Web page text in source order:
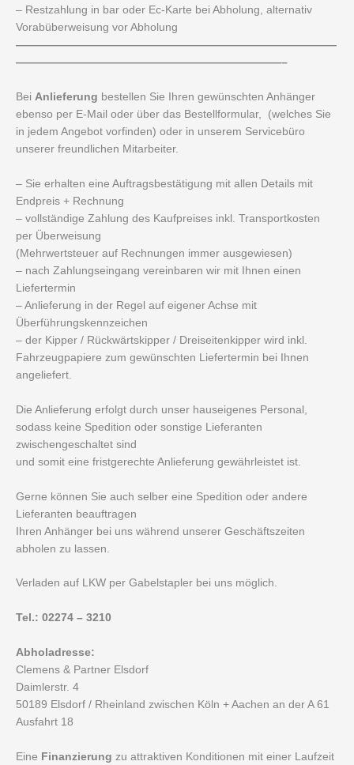
– Restzahlung in bar oder Ec-Karte bei Abholung, alternativ
Vorabüberweisung vor Abholung
—————————————————————————————
————————————————————————–
Bei Anlieferung bestellen Sie Ihren gewünschten Anhänger
ebenso per E-Mail oder über das Bestellformular, (welches Sie
in jedem Angebot vorfinden) oder in unserem Servicebüro
unserer freundlichen Mitarbeiter.
– Sie erhalten eine Auftragsbestätigung mit allen Details mit
Endpreis + Rechnung
– vollständige Zahlung des Kaufpreises inkl. Transportkosten
per Überweisung
(Mehrwertsteuer auf Rechnungen immer ausgewiesen)
– nach Zahlungseingang vereinbaren wir mit Ihnen einen
Liefertermin
– Anlieferung in der Regel auf eigener Achse mit
Überführungskennzeichen
– der Kipper / Rückwärtskipper / Dreiseitenkipper wird inkl.
Fahrzeugpapiere zum gewünschten Liefertermin bei Ihnen
angeliefert.
Die Anlieferung erfolgt durch unser hauseigenes Personal,
sodass keine Spedition oder sonstige Lieferanten
zwischengeschaltet sind
und somit eine fristgerechte Anlieferung gewährleistet ist.
Gerne können Sie auch selber eine Spedition oder andere
Lieferanten beauftragen
Ihren Anhänger bei uns während unserer Geschäftszeiten
abholen zu lassen.
Verladen auf LKW per Gabelstapler bei uns möglich.
Tel.: 02274 – 3210
Abholadresse:
Clemens & Partner Elsdorf
Daimlerstr. 4
50189 Elsdorf / Rheinland zwischen Köln + Aachen an der A 61
Ausfahrt 18
Eine Finanzierung zu attraktiven Konditionen mit einer Laufzeit